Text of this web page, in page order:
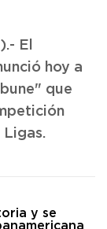
El
hoy a
que
Ligas.
y se